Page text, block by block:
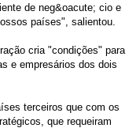
de neg&oacute; cio e
países", salientou.
cria "condições" para
e empresários dos dois
terceiros que com os
que requeiram